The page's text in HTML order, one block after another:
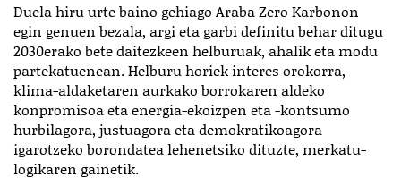
Duela hiru urte baino gehiago Araba Zero Karbonon
egin genuen bezala, argi eta garbi definitu behar ditugu
2030erako bete daitezkeen helburuak, ahalik eta modu
partekatuenean. Helburu horiek interes orokorra,
klima-aldaketaren aurkako borrokaren aldeko
konpromisoa eta energia-ekoizpen eta -kontsumo
hurbilagora, justuagora eta demokratikoagora
igarotzeko borondatea lehenetsiko dituzte, merkatu-
logikaren gainetik.